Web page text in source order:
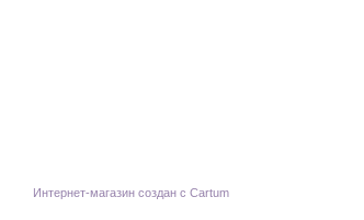
Интернет-магазин создан с Cartum